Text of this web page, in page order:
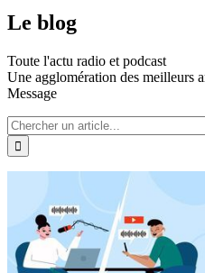
Le blog
Toute l'actu radio et podcast
Une agglomération des meilleurs
Message